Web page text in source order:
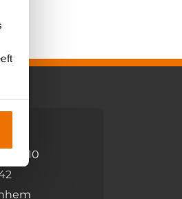
310